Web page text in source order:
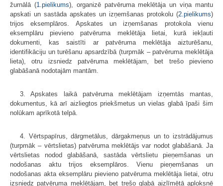
žurnālā (1.pielikums), organizē patvēruma meklētāja un viņa mantu
apskati un sastāda apskates un izņemšanas protokolu (2.pielikums)
trijos eksemplāros. Apskates un izņemšanas protokola vienu
eksemplāru pievieno patvēruma meklētāja lietai, kurā iekļauti
dokumenti, kas saistīti ar patvēruma meklētāja aizturēšanu,
identifikāciju un turēšanu apsardzībā (turpmāk – patvēruma meklētāja
lieta), otru izsniedz patvēruma meklētājam, bet trešo pievieno
glabāšanā nodotajām mantām.
3. Apskates laikā patvēruma meklētājam izņemtās mantas,
dokumentus, kā arī aizliegtos priekšmetus un vielas glabā īpaši šim
nolūkam aprīkotā telpā.
4. Vērtspapīrus, dārgmetālus, dārgakmeņus un to izstrādājumus
(turpmāk – vērtslietas) patvēruma meklētājs var nodot glabāšanā. Ja
vērtslietas nodod glabāšanā, sastāda vērtslietu pieņemšanas un
nodošanas aktu trijos eksemplāros. Vienu pieņemšanas un
nodošanas akta eksemplāru pievieno patvēruma meklētāja lietai, otru
izsniedz patvēruma meklētājam, bet trešo glabā aizlīmētā aploksnē